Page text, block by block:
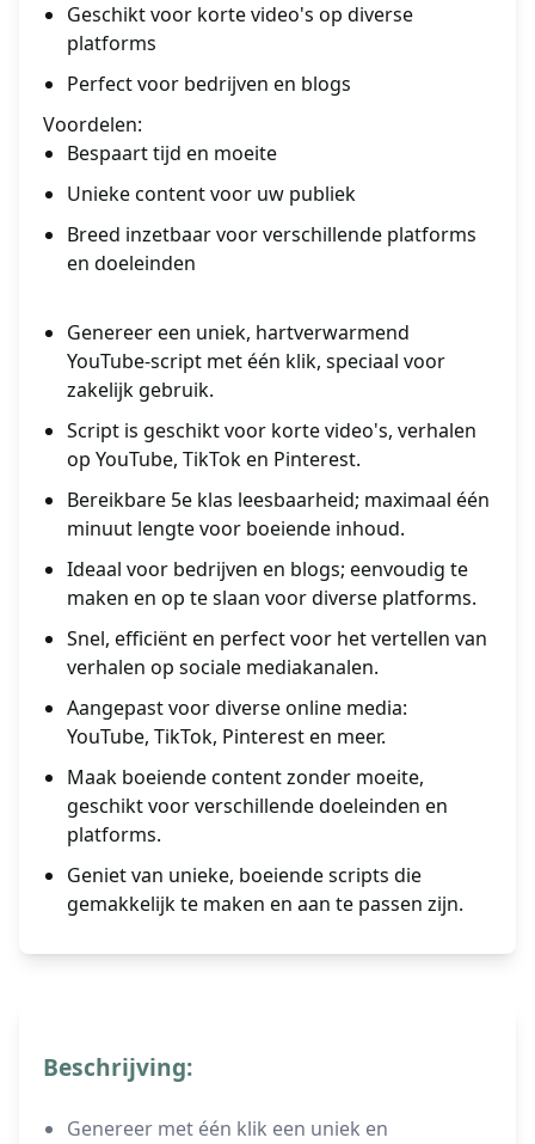
Geschikt voor korte video's op diverse
platforms
Perfect voor bedrijven en blogs
Voordelen:
Bespaart tijd en moeite
Unieke content voor uw publiek
Breed inzetbaar voor verschillende platforms
en doeleinden
Genereer een uniek, hartverwarmend
YouTube-script met één klik, speciaal voor
zakelijk gebruik.
Script is geschikt voor korte video's, verhalen
op YouTube, TikTok en Pinterest.
Bereikbare 5e klas leesbaarheid; maximaal één
minuut lengte voor boeiende inhoud.
Ideaal voor bedrijven en blogs; eenvoudig te
maken en op te slaan voor diverse platforms.
Snel, efficiënt en perfect voor het vertellen van
verhalen op sociale mediakanalen.
Aangepast voor diverse online media:
YouTube, TikTok, Pinterest en meer.
Maak boeiende content zonder moeite,
geschikt voor verschillende doeleinden en
platforms.
Geniet van unieke, boeiende scripts die
gemakkelijk te maken en aan te passen zijn.
Beschrijving:
Genereer met één klik een uniek en